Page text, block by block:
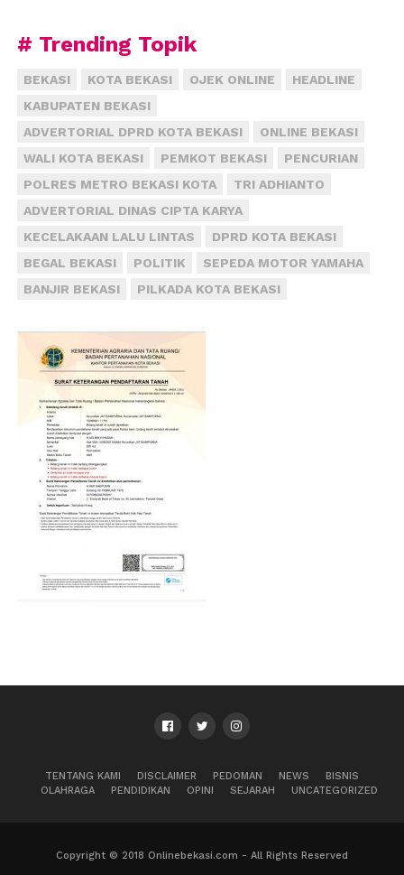
# Trending Topik
BEKASI KOTA BEKASI OJEK ONLINE
HEADLINE
KABUPATEN BEKASI
ADVERTORIAL DPRD KOTA BEKASI
ONLINE BEKASI
WALI KOTA BEKASI
PEMKOT BEKASI
PENCURIAN
POLRES METRO BEKASI KOTA
TRI ADHIANTO
ADVERTORIAL DINAS CIPTA KARYA
KECELAKAAN LALU LINTAS
DPRD KOTA BEKASI
BEGAL BEKASI
POLITIK
SEPEDA MOTOR YAMAHA
BANJIR BEKASI
PILKADA KOTA BEKASI
TENTANG KAMI DISCLAIMER PEDOMAN NEWS
BISNIS
OLAHRAGA
PENDIDIKAN OPINI SEJARAH UNCATEGORIZED
Copyright © 2018 Onlinebekasi.com - All Rights Reserved